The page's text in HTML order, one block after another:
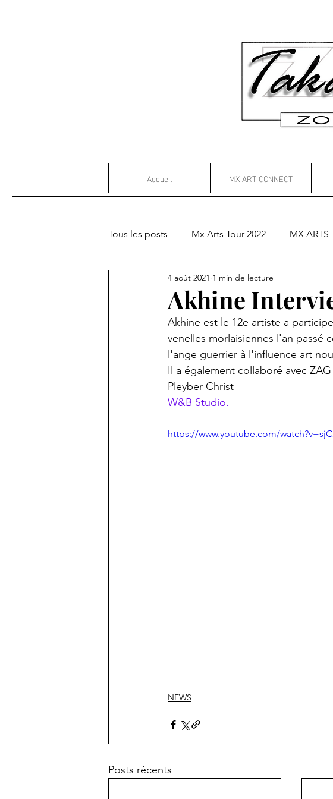
Accueil MX ART CONNECT
Tous les posts Mx Arts Tour 2022 MX ARTS
Funiculaire Morlaix - Mx Arts Tour
Akhine
4 août 2021 1 min de lecture
Akhine est le 12e artiste a
venelles morlaisiennes l'an passé
l'ange guerrier à l'influence art
Il a également collaboré avec
Pleyber Christ
W&B Studio.
https://www.youtube.com/
NEWS
Posts récents